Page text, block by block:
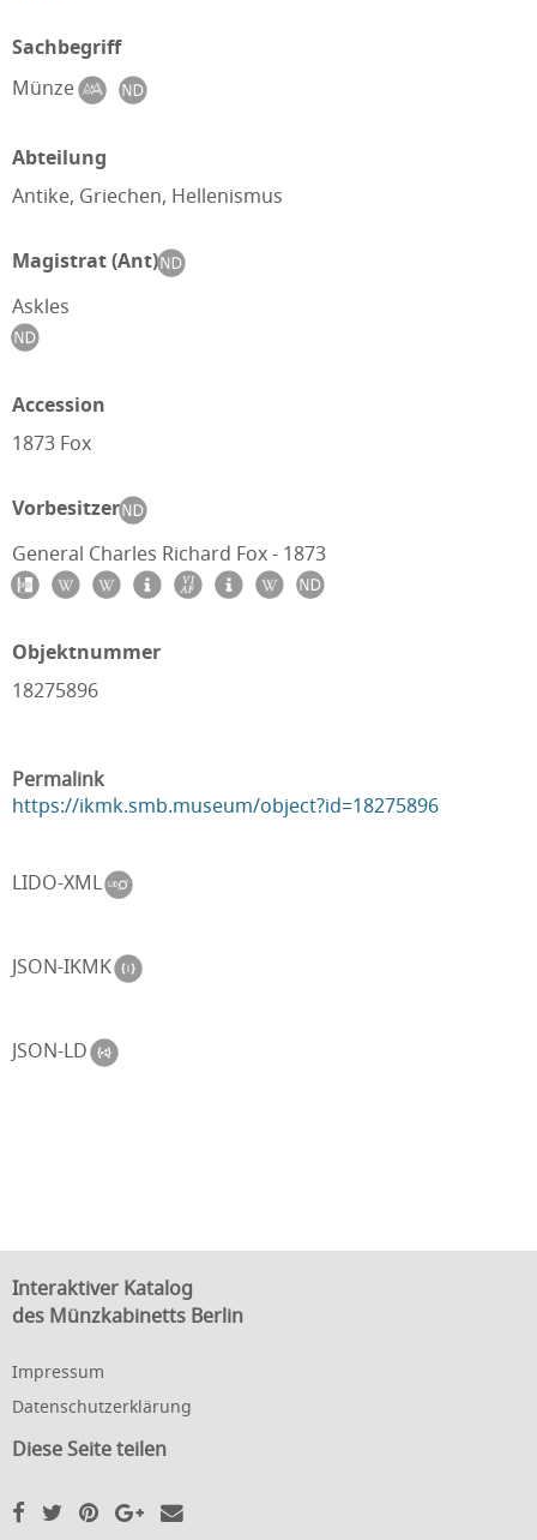
Sachbegriff
Münze
Abteilung
Antike, Griechen, Hellenismus
Magistrat (Ant)
Askles
Accession
1873 Fox
Vorbesitzer
General Charles Richard Fox - 1873
Objektnummer
18275896
Permalink
https://ikmk.smb.museum/object?id=18275896
LIDO-XML
JSON-IKMK
JSON-LD
Interaktiver Katalog
des Münzkabinetts Berlin
Impressum
Datenschutzerklärung
Diese Seite teilen